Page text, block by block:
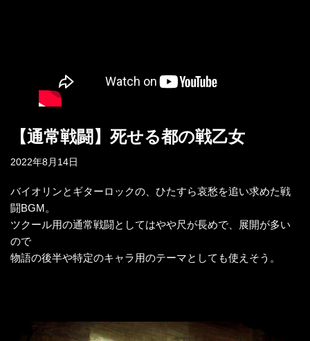
【通常戦闘】死せる都の戦乙女
2022年8月14日
バイオリンとギターロックの、ひたすら哀愁を追い求めた戦
闘BGM。
ツクール用の通常戦闘としてはやや尺が長めで、展開が多い
ので
物語の後半や特定のキャラ用のテーマとしても使えそう。